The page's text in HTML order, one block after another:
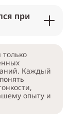
при
Каждый
опыту и